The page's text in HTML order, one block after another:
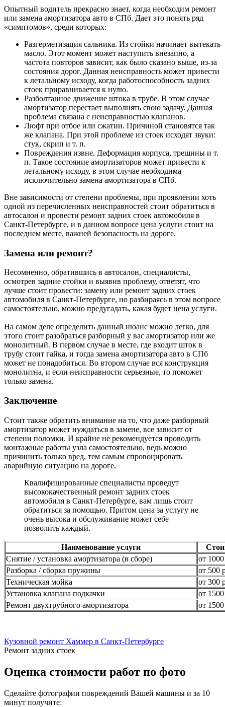
Опытный водитель прекрасно знает, когда необходим ремонт
или замена амортизатора авто в СПб. Дает это понять ряд
«симптомов», среди которых:
Разгерметизация сальника. Из стойки начинает вытекать
масло. Этот момент может наступить внезапно, а
частота повторов зависит, как было сказано выше, из-за
состояния дорог. Данная неисправность может привести
к летальному исходу, когда работоспособность задних
стоек приравнивается к нулю.
Разболтанное движение штока в трубе. В этом случае
амортизатор перестает выполнять свою задачу. Данная
проблема связана с неисправностью клапанов.
Люфт при отбое или сжатии. Причиной становятся так
же клапана. При этой проблеме из стоек исходят звуки:
стук, скрип и т. п.
Повреждения извне. Деформация корпуса, трещины и т.
п. Такое состояние амортизаторов может привести к
летальному исходу, в этом случае необходима
исключительно замена амортизатора в СПб.
Вне зависимости от степени проблемы, при проявлении хоть
одной из перечисленных неисправностей стоит обратиться в
автосалон и провести ремонт задних стоек автомобиля в
Санкт-Петербурге, и в данном вопросе цена услуги стоит на
последнем месте, важней безопасность на дороге.
Замена или ремонт?
Несомненно, обратившись в автосалон, специалисты,
осмотрев задние стойки и выявив проблему, ответят, что
лучше стоит провести: замену или ремонт задних стоек
автомобиля в Санкт-Петербурге, но разбираясь в этом вопросе
самостоятельно, можно предугадать, какая будет цена услуги.
На самом деле определить данный нюанс можно легко, для
этого стоит разобраться разборный у вас амортизатор или же
монолитный. В первом случае в месте, где входит шток в
трубу стоит гайка, и тогда замена амортизатора авто в СПб
может не понадобиться. Во втором случае вся конструкция
монолитна, и если неисправности серьезные, то поможет
только замена.
Заключение
Стоит также обратить внимание на то, что даже разборный
амортизатор может нуждаться в замене, все зависит от
степени поломки. И крайне не рекомендуется проводить
монтажные работы узла самостоятельно, ведь можно
причинить только вред, тем самым спровоцировать
аварийную ситуацию на дороге.
Квалифицированные специалисты проведут
высококачественный ремонт задних стоек
автомобиля в Санкт-Петербурге, вам лишь стоит
обратиться за помощью. Притом цена за услугу не
очень высока и обслуживание может себе
позволить каждый.
Наименование услуги
Снятие / установка амортизатора (в сборе)
от
Разборка / сборка пружины
от 500
Техническая мойка
от 300
Установка клапана подкачки
от
Ремонт двухтрубного амортизатора
от
Кузовной ремонт Хаммер в Санкт-Петербурге
Ремонт задних стоек
Оценка стоимости работ по фото
Сделайте фотографии повреждений Вашей машины и за 10
минут получите: